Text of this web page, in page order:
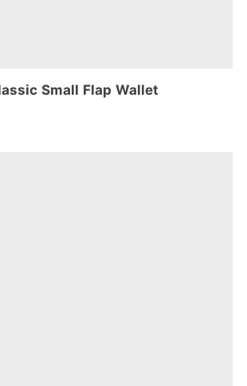
Small Flap Wallet